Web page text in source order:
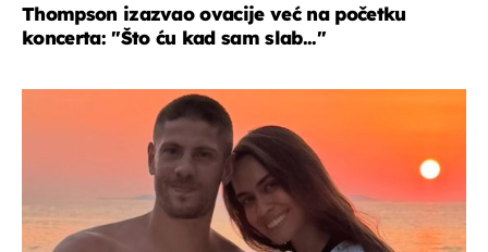
Thompson izazvao ovacije već na početku
koncerta: "Što ću kad sam slab..."